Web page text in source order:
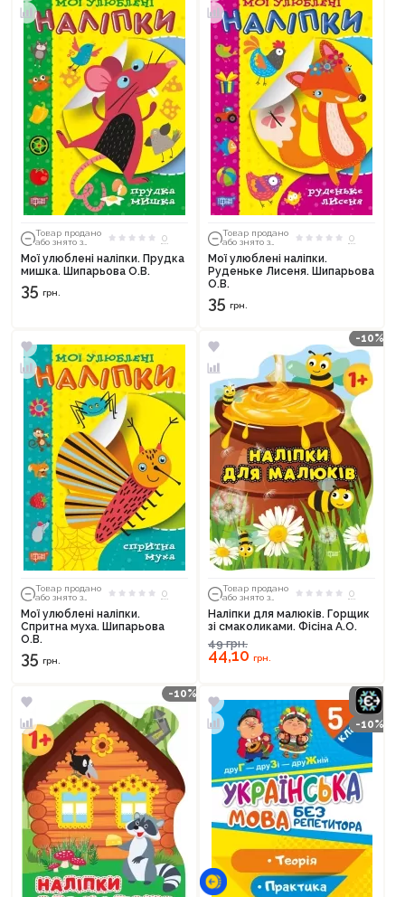
Товар продано
або знято з
0
Мої улюблені наліпки. Прудка
мишка. Шипарьова О.В.
35 грн.
Товар продано
або знято з
0
Мої улюблені наліпки.
Руденьке Лисеня. Шипарьова
О.В.
35 грн.
Товар продано
або знято з
0
Мої улюблені наліпки.
Спритна муха. Шипарьова
О.В.
35 грн.
-10%
Товар продано
або знято з
0
Наліпки для малюків. Горщик
зі смаколиками. Фісіна А.О.
49грн.
44,10 грн.
-10%
-10%